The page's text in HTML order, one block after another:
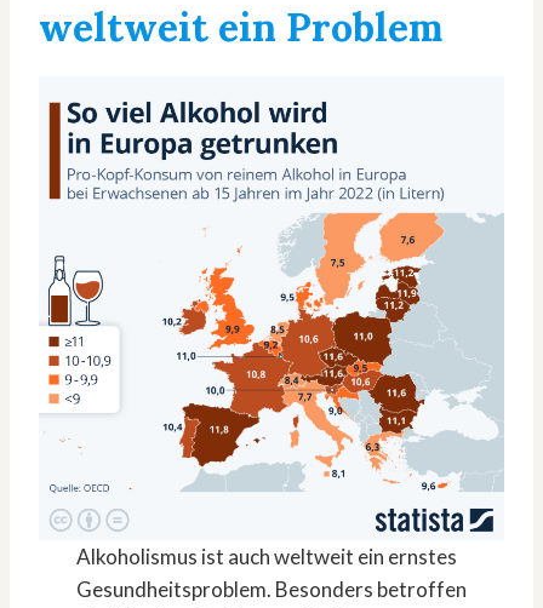
weltweit ein Problem
Alkoholismus ist auch weltweit ein ernstes
Gesundheitsproblem. Besonders betroffen